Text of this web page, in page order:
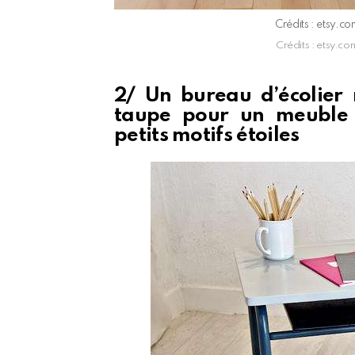
Crédits :
Crédits :
2/ Un bureau
taupe pour un meuble
petits motifs étoiles